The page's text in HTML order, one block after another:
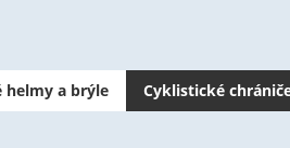
helmy a brýle Cyklistické